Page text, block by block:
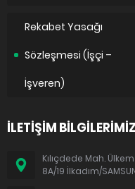
Rekabet Yasağı
Sözleşmesi (İşçi –
İşveren)
İLETİŞİM BİLGİLERİMİZ
Kılıçdede Mah.
8A/19 İlkadım/